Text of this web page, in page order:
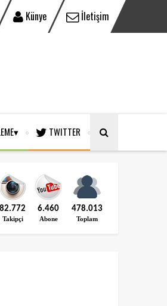
Künye İletişim
TWITTER
82.772
Takipçi
6.460
Abone
478.013
Toplam